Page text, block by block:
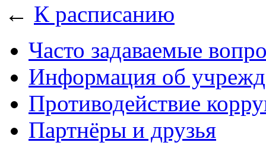
← К расписанию
Часто задаваемые
Информация об
Противодействие
Партнёры и друзья